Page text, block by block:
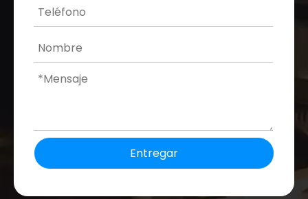
Entregar